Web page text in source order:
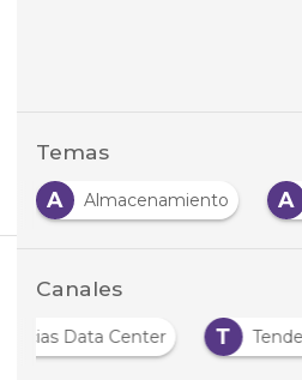
Temas
A Almacenamiento A
Canales
Noticias Data Center T